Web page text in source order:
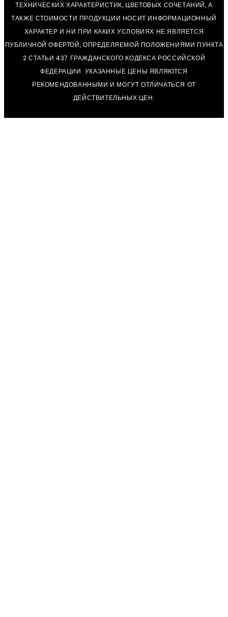
ТЕХНИЧЕСКИХ ХАРАКТЕРИСТИК, ЦВЕТОВЫХ СОЧЕТАНИЙ, А
ТАКЖЕ СТОИМОСТИ ПРОДУКЦИИ НОСИТ ИНФОРМАЦИОННЫЙ
ХАРАКТЕР И НИ ПРИ КАКИХ УСЛОВИЯХ НЕ ЯВЛЯЕТСЯ
ПУБЛИЧНОЙ ОФЕРТОЙ, ОПРЕДЕЛЯЕМОЙ ПОЛОЖЕНИЯМИ ПУНКТА
2 СТАТЬИ 437 ГРАЖДАНСКОГО КОДЕКСА РОССИЙСКОЙ
ФЕДЕРАЦИИ. УКАЗАННЫЕ ЦЕНЫ ЯВЛЯЮТСЯ
РЕКОМЕНДОВАННЫМИ И МОГУТ ОТЛИЧАТЬСЯ ОТ
ДЕЙСТВИТЕЛЬНЫХ ЦЕН.